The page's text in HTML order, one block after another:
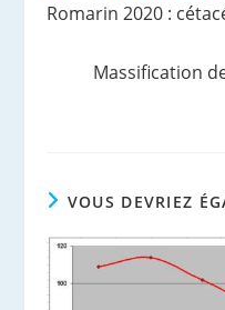
articles
Romarin 2020 :
Massification
VOUS DEVRIEZ